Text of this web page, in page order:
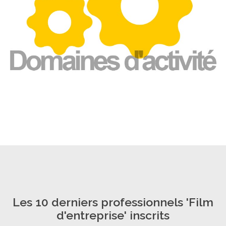
Les 10 derniers professionnels 'Film
d'entreprise' inscrits